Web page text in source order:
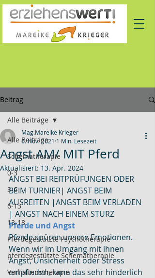
Beitrag
Alle Beiträge
Schematherapie
0-3
3-6
6-13
13-18
Pferdegestützte Psychotherapie
pferdegestützte Schematherapie
Verhaltenstherapie
Alle Beiträge
Angst AM/ MIT Pferd
Mag.Mareike Krieger
6. Nov. 2021 1 Min. Lesezeit
Aktualisiert: 13. Apr. 2024
ANGST BEI REITPRÜFUNGEN ODER
BEIM TURNIER| ANGST BEIM
AUSREITEN |ANGST BEIM VERLADEN
| ANGST NACH EINEM STURZ
Pferde und Angst
Pferde spüren unsere Emotionen.
Wenn wir im Umgang mit ihnen
Angst, Unsicherheit oder Stress
empfinden, kann das sehr hinderlich